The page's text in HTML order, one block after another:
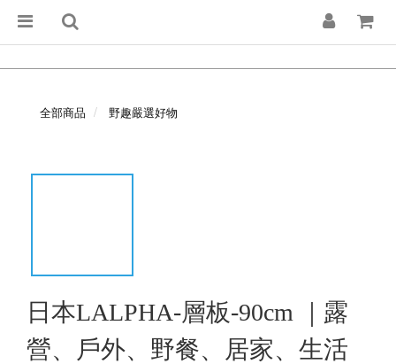
全部商品 野趣嚴選好物
日本LALPHA-層板-90cm ｜露
營、戶外、野餐、居家、生活